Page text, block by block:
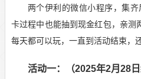
两个伊利的微信小程序，集
卡过程中也能抽到现金红包，亲测
每天都可以玩，一直到活动结束，
活动一：（2025年2月28日